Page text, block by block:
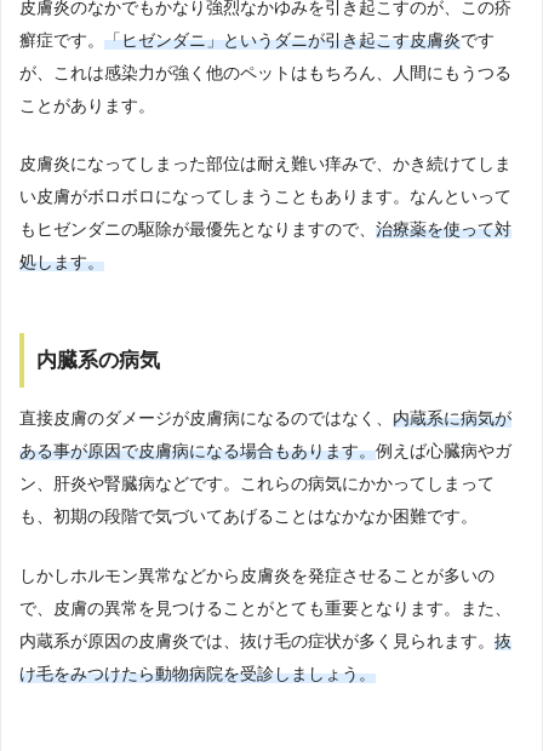
皮膚炎のなかでもかなり強烈なかゆみを引き起こすのが、この疥
癬症です。 「ヒゼンダニ」というダニが引き起こす皮膚炎です
が、これは感染力が強く他のペットはもちろん、人間にもうつる
ことがあります。
皮膚炎になってしまった部位は耐え難い痒みで、かき続けてしま
い皮膚がボロボロになってしまうこともあります。なんといって
もヒゼンダニの駆除が最優先となりますので、 治療薬を使って対
処します。
内臓系の病気
直接皮膚のダメージが皮膚病になるのではなく、 内蔵系に病気が
ある事が原因で皮膚病になる場合もあります。例えば心臓病やガ
ン、肝炎や腎臓病などです。これらの病気にかかってしまって
も、初期の段階で気づいてあげることはなかなか困難です。
しかしホルモン異常などから皮膚炎を発症させることが多いの
で、皮膚の異常を見つけることがとても重要となります。また、
内蔵系が原因の皮膚炎では、抜け毛の症状が多く見られます。 抜
け毛をみつけたら動物病院を受診しましょう。